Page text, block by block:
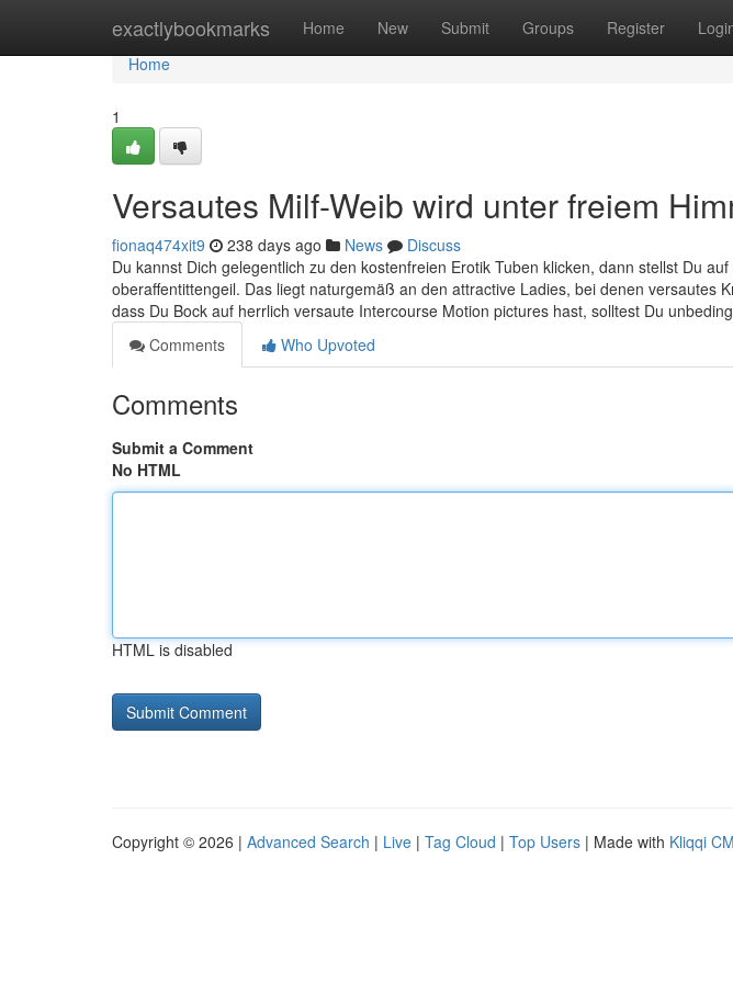
exactlybookmarks Home New Submit Groups Register
Home
Home
1
Versautes Milf-Weib wird unter freiem
fionaq474xit9 238 days ago News
Discuss
Du kannst Dich gelegentlich zu den kostenfreien Erotik Tuben klicken, dann stellst Du
oberaffentittengeil. Das liegt naturgemäß an den attractive Ladies, bei denen versautes
dass Du Bock auf herrlich versaute Intercourse Motion pictures hast, solltest Du
Comments
Who Upvoted
Comments
Submit a Comment
No HTML
HTML is disabled
Copyright © 2026 | Advanced Search | Live | Tag Cloud | Top Users | Made with Kliqqi